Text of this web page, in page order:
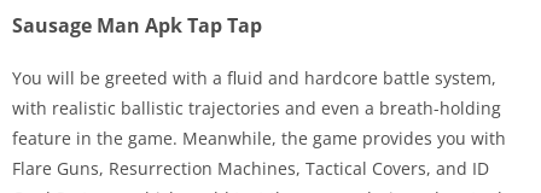
Sausage Man Apk Tap Tap
You will be greeted with a fluid and hardcore battle system,
with realistic ballistic trajectories and even a breath-holding
feature in the game. Meanwhile, the game provides you with
Flare Guns, Resurrection Machines, Tactical Covers, and ID